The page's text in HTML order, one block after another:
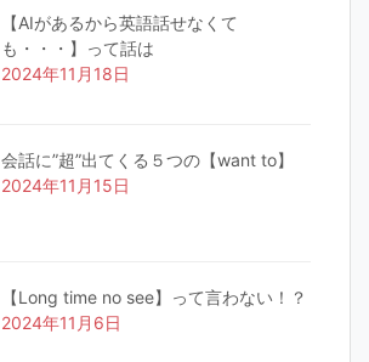
【AIがあるから英語話せなくて
も・・・】って話は
2024年11月18日
会話に”超”出てくる５つの【want to】
2024年11月15日
【Long time no see】って言わない！？
2024年11月6日